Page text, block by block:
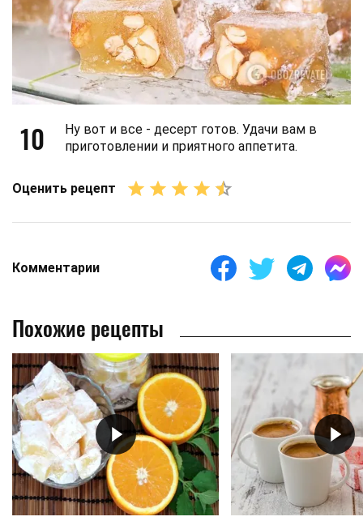
10
Ну вот и все - десерт готов. Удачи вам в
приготовлении и приятного аппетита.
Оценить рецепт
Комментарии
Похожие рецепты